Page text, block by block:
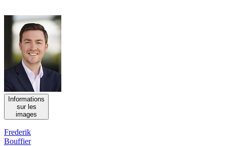
Informations
sur les
images
Frederik
Bouffier